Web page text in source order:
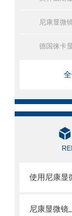
尼康显微
德国徕卡
使用尼康显
尼康显微镜